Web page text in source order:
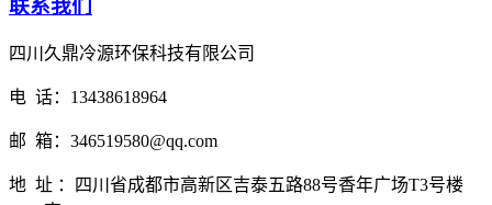
联系我们
四川久鼎冷源环保科技有限公司
电 话：13438618964
邮 箱：346519580@qq.com
地 址 ：四川省成都市高新区吉泰五路88号香年广场T3号楼